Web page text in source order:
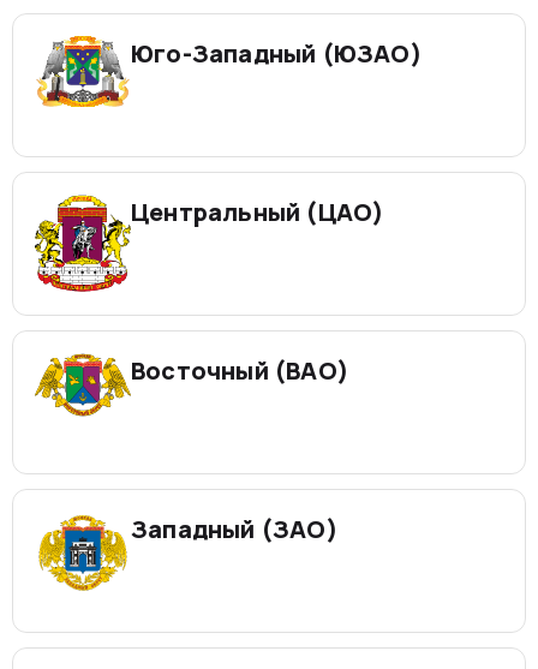
Юго-Западный (ЮЗАО)
Центральный (ЦАО)
Восточный (ВАО)
Западный (ЗАО)